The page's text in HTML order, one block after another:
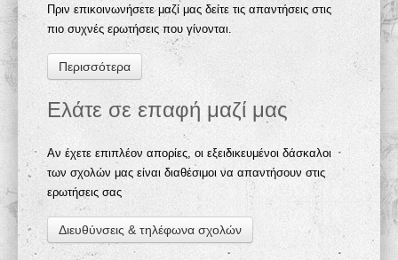
Πριν επικοινωνήσετε μαζί μας δείτε τις απαντήσεις στις
πιο συχνές ερωτήσεις που γίνονται.
Περισσότερα
Ελάτε σε επαφή μαζί μας
Αν έχετε επιπλέον απορίες, οι εξειδικευμένοι δάσκαλοι
των σχολών μας είναι διαθέσιμοι να απαντήσουν στις
ερωτήσεις σας
Διευθύνσεις & τηλέφωνα σχολών